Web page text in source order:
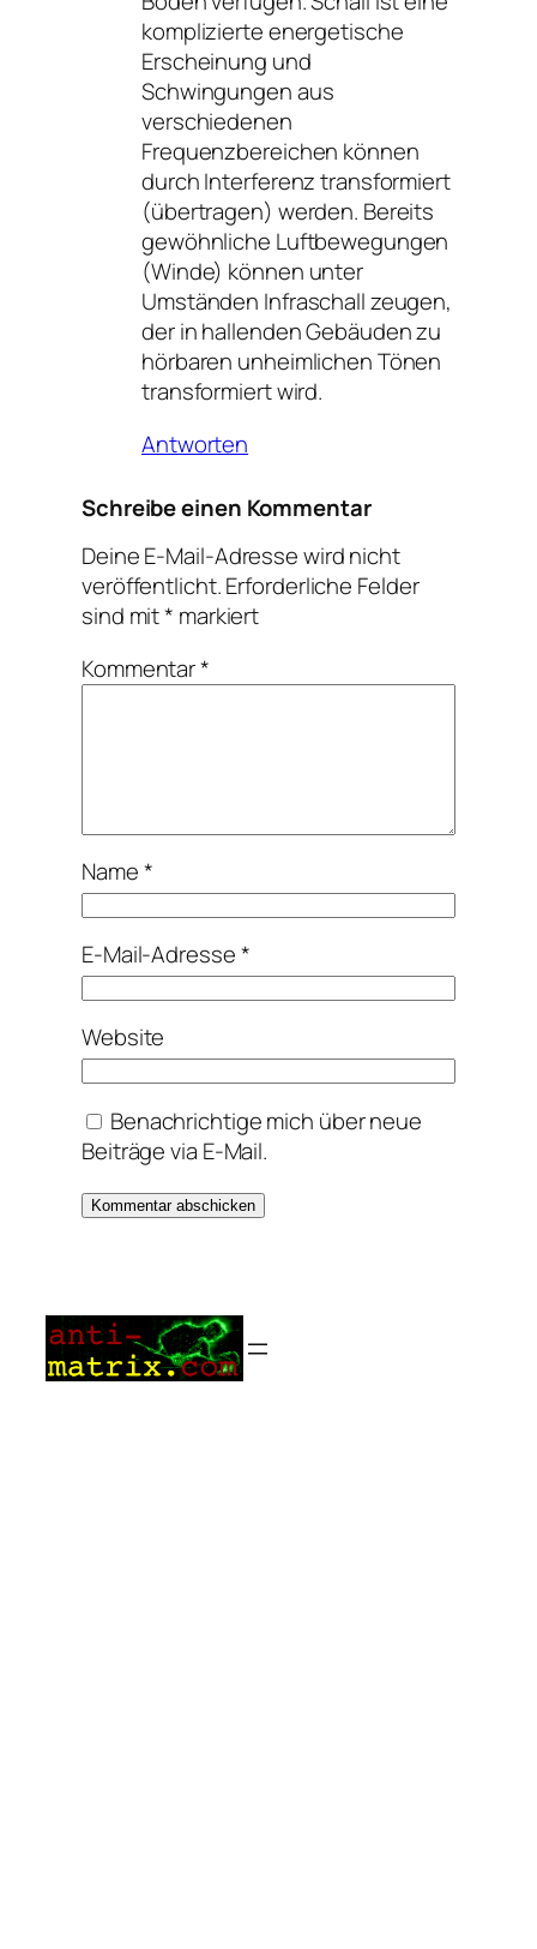
komplizierte energetische
Erscheinung und
Schwingungen aus
verschiedenen
Frequenzbereichen können
durch Interferenz transformiert
(übertragen) werden. Bereits
gewöhnliche Luftbewegungen
(Winde) können unter
Umständen Infraschall zeugen,
der in hallenden Gebäuden zu
hörbaren unheimlichen Tönen
transformiert wird.
Antworten
Schreibe einen Kommentar
Deine E-Mail-Adresse wird nicht
veröffentlicht.Erforderliche Felder
sind mit* markiert
Kommentar*
Name*
E-Mail-Adresse*
Website
Benachrichtige mich über neue
Beiträge via E-Mail.